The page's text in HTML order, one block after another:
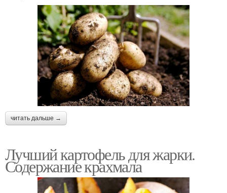
читать дальше →
Лучший картофель для жарки.
Содержание крахмала